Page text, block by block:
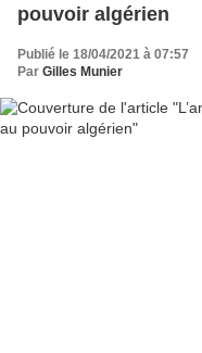
pouvoir algérien
Publié le 18/04/2021 à 07:57
Par Gilles Munier